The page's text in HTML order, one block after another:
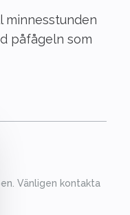
minnesstunden
påfågeln som
Vänligen kontakta